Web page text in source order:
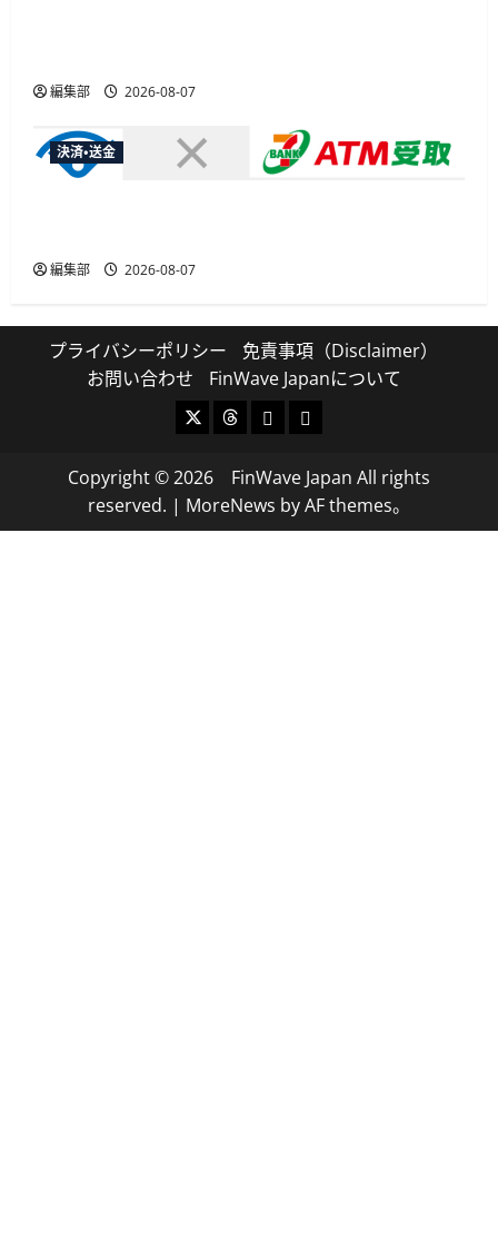
編集部 2026-08-07
決済・送金
編集部 2026-08-07
プライバシーポリシー
免責事項（Disclaimer）
お問い合わせ
FinWave Japanについて
X ThreadsBlueskyMastodon
Copyright © 2026 FinWave Japan All rights
reserved. | MoreNews by AF themes。